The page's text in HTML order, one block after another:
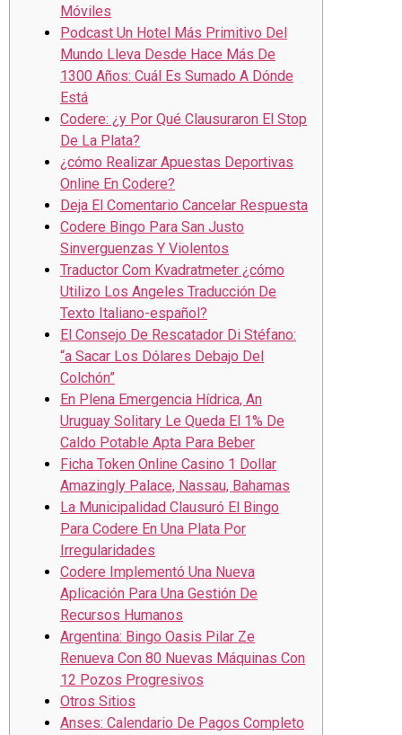
Móviles
Podcast Un Hotel Más Primitivo Del
Mundo Lleva Desde Hace Más De
1300 Años: Cuál Es Sumado A Dónde
Está
Codere: ¿y Por Qué Clausuraron El Stop
De La Plata?
¿cómo Realizar Apuestas Deportivas
Online En Codere?
Deja El Comentario Cancelar Respuesta
Codere Bingo Para San Justo
Sinverguenzas Y Violentos
Traductor Com Kvadratmeter ¿cómo
Utilizo Los Angeles Traducción De
Texto Italiano-español?
El Consejo De Rescatador Di Stéfano:
“a Sacar Los Dólares Debajo Del
Colchón”
En Plena Emergencia Hídrica, An
Uruguay Solitary Le Queda El 1% De
Caldo Potable Apta Para Beber
Ficha Token Online Casino 1 Dollar
Amazingly Palace, Nassau, Bahamas
La Municipalidad Clausuró El Bingo
Para Codere En Una Plata Por
Irregularidades
Codere Implementó Una Nueva
Aplicación Para Una Gestión De
Recursos Humanos
Argentina: Bingo Oasis Pilar Ze
Renueva Con 80 Nuevas Máquinas Con
12 Pozos Progresivos
Otros Sitios
Anses: Calendario De Pagos Completo